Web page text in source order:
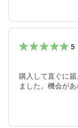
5
購入して直ぐに
ました。機会が